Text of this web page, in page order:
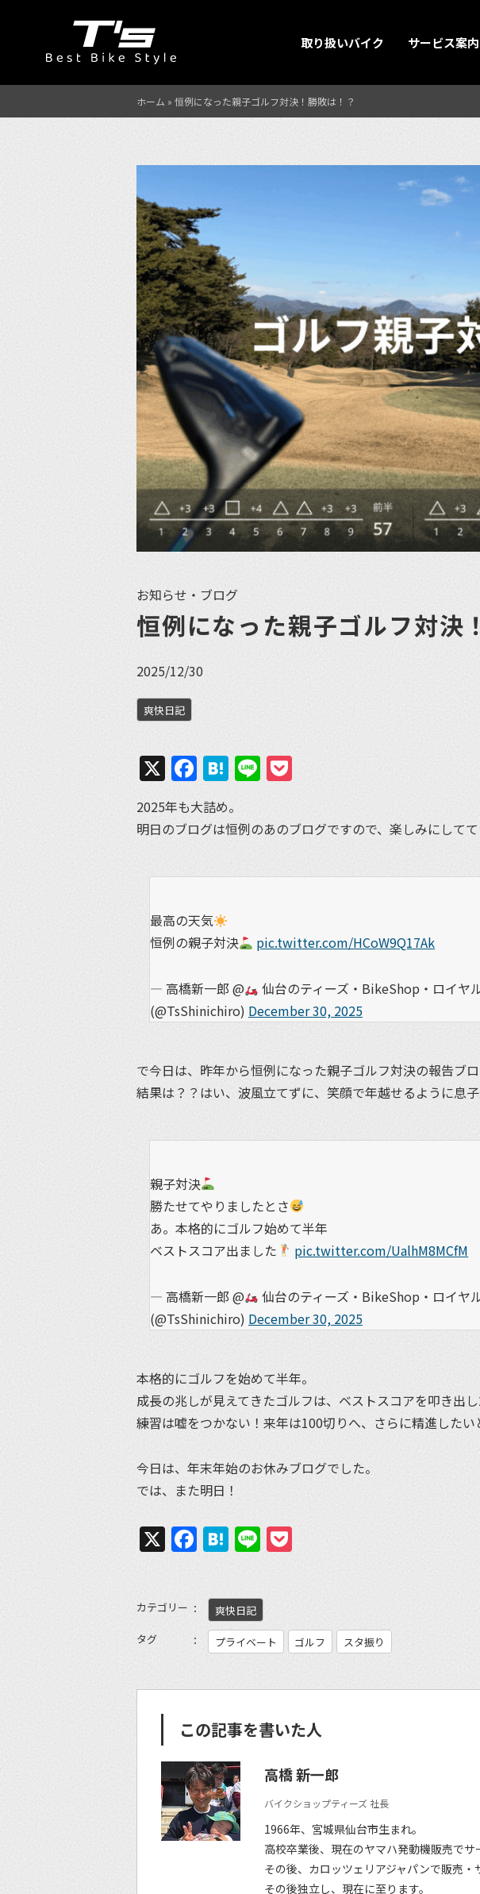
取り扱いバイク サービス案内
ホーム » 恒例になった親子ゴルフ対決！勝敗は！？
お知らせ・ブログ
恒例になった親子ゴルフ対決
2025/12/30
爽快日記
X Facebook
Hatena
Line
2025年も大詰め。
明日のブログは恒例のあのブログですので、楽しみにして
最高の天気
恒例の親子対決
pic.twitter.com/HCoW9Q17Ak
— 高橋新一郎 @
仙台のティーズ・BikeShop・ロイヤ
(@TsShinichiro) December 30, 2025
で今日は、昨年から恒例になった親子ゴルフ対決の報告ブ
結果は？？はい、波風立てずに、笑顔で年越せるように息
親子対決
勝たせてやりましたとさ
あ。本格的にゴルフ始めて半年
ベストスコア出ました
pic.twitter.com/UalhM8MCfM
— 高橋新一郎 @
仙台のティーズ・BikeShop・ロイヤ
(@TsShinichiro) December 30, 2025
本格的にゴルフを始めて半年。
成長の兆しが見えてきたゴルフは、ベストスコアを叩き出
練習は嘘をつかない！来年は100切りへ、さらに精進した
今日は、年末年始のお休みブログでした。
では、また明日！
X Facebook
Hatena
Line
カテゴリー
爽快日記
タグ
プライベート ゴルフ スタ振り
この記事を書いた人
高橋 新一郎
バイクショップティーズ 社長
1966年、宮城県仙台市生まれ。
高校卒業後、現在のヤマハ発動機販売でサ
その後、カロッツェリアジャパンで販売・
その後独立し、現在に至ります。